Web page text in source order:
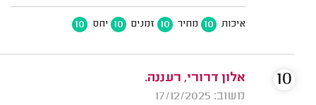
איכות 10 מחיר 10 זמנים 10 יחס 10
אלון דרורי, רעננה.
משוב: 17/12/2025
10